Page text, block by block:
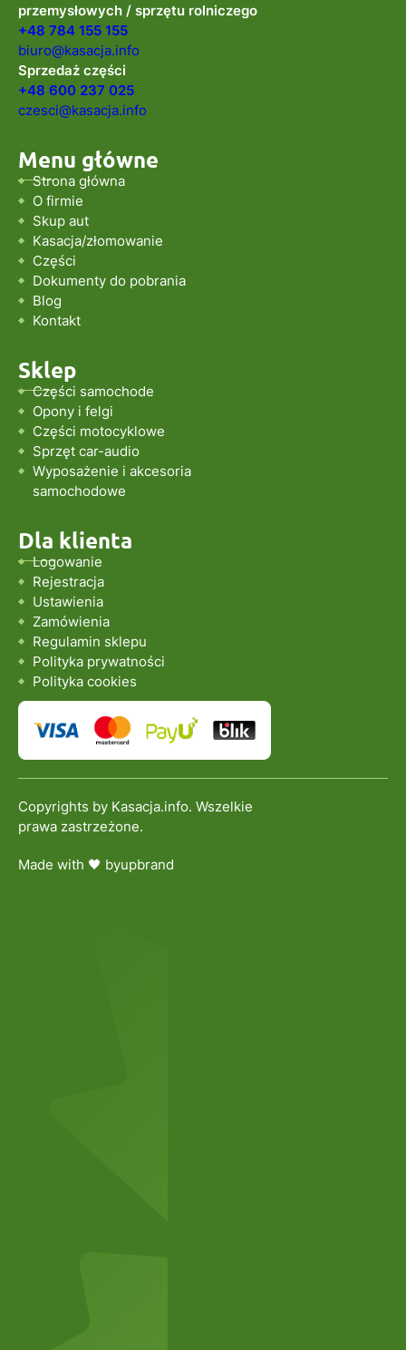
przemysłowych / sprzętu rolniczego
+48 784 155 155
biuro@kasacja.info
Sprzedaż części
+48 600 237 025
czesci@kasacja.info
Menu główne
Strona główna
O firmie
Skup aut
Kasacja/złomowanie
Części
Dokumenty do pobrania
Blog
Kontakt
Sklep
Części samochode
Opony i felgi
Części motocyklowe
Sprzęt car-audio
Wyposażenie i akcesoria
samochodowe
Dla klienta
Logowanie
Rejestracja
Ustawienia
Zamówienia
Regulamin sklepu
Polityka prywatności
Polityka cookies
Copyrights by Kasacja.info. Wszelkie
prawa zastrzeżone.
Made with 🖤 byupbrand